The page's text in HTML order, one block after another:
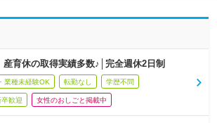
育休の取得実績多数♪│完全週休2日制
業種未経験OK 転勤なし 学歴不問
歓迎 女性のおしごと掲載中